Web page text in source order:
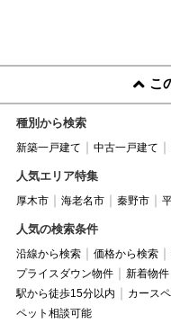
こ
種別から検索
新築一戸建て 中古一戸建て
人気エリア特集
厚木市 海老名市 秦野市
人気の検索条件
沿線から検索 価格から検索
プライスダウン物件
新着物件
駅から徒歩15分以内
カース
ペット相談可能